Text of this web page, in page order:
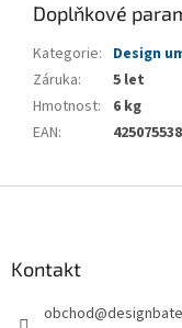
Doplňkové
Kategorie: Design
Záruka:
5 let
Hmotnost:
6 kg
EAN:
Kontakt
obchod@